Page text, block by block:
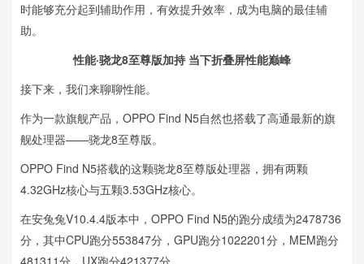
时能够充分起到辅助作用，有效提升效率，成为电脑的最佳辅
助。
性能·骁龙8至尊版加持 当下折叠屏性能巅峰
接下来，我们来聊聊性能。
作为一款旗舰产品，OPPO Find N5自然也搭载了高通最新的旗
舰处理器——骁龙8至尊版。
OPPO Find N5搭载的这颗骁龙8至尊版处理器，拥有两颗
4.32GHz核心与五颗3.53GHz核心。
在安兔兔V10.4.4版本中，OPPO Find N5的跑分成绩为2478736
分，其中CPU跑分553847分，GPU跑分1022201分，MEM跑分